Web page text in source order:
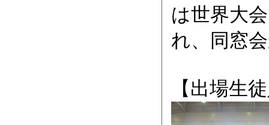
は世界大
れ、同窓
【出場生